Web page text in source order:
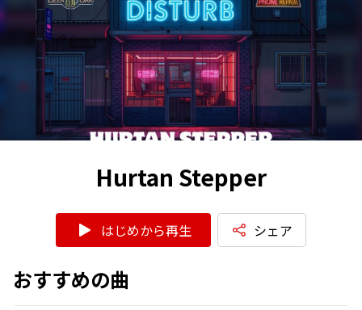
初回30日間無料お試し
Hurtan Stepper
はじめから再生 シェア
おすすめの曲